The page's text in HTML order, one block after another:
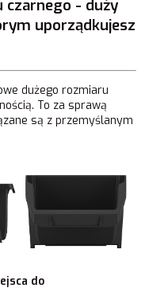
- duży
uporządkujesz
dużego rozmiaru
To za sprawą
są z przemyślanym
do